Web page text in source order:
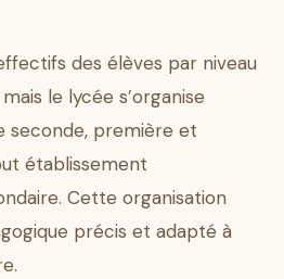
des élèves par niveau
le lycée s’organise
seconde, première et
établissement
Cette organisation
précis et adapté à